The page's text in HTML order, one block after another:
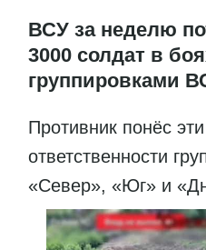
ВСУ за неделю
3000 солдат в
группировками
Противник понёс
ответственности
«Север», «Юг» и